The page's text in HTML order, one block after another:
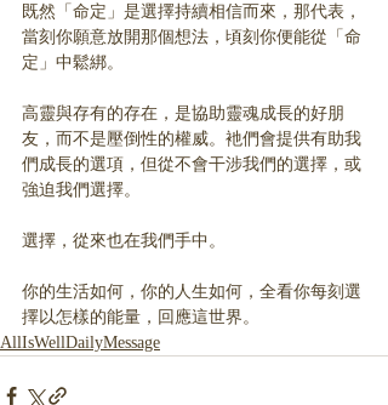
既然「命定」是選擇持續相信而來，那代表，
當刻你願意放開那個想法，頃刻你便能從「命
定」中鬆綁。
高靈與存有的存在，是協助靈魂成長的好朋
友，而不是壓倒性的權威。衪們會提供有助我
們成長的選項，但從不會干涉我們的選擇，或
強迫我們選擇。
選擇，從來也在我們手中。
你的生活如何，你的人生如何，全看你每刻選
擇以怎樣的能量，回應這世界。
AllIsWellDailyMessage